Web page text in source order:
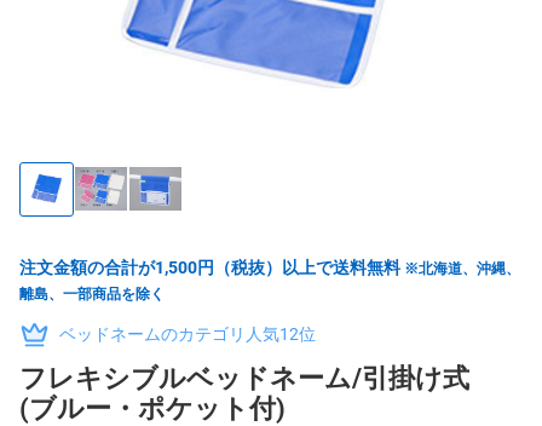
注文金額の合計が1,500円（税抜）以上で送料無料 ※北海道、沖縄、
離島、一部商品を除く
ベッドネームのカテゴリ人気12位
フレキシブルベッドネーム/引掛け式
(ブルー・ポケット付)